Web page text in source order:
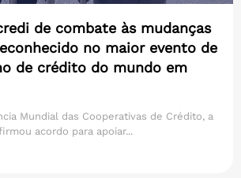
de combate às mudanças
no maior evento de
de crédito do mundo em
Mundial das Cooperativas de Crédito, a
acordo para apoiar...